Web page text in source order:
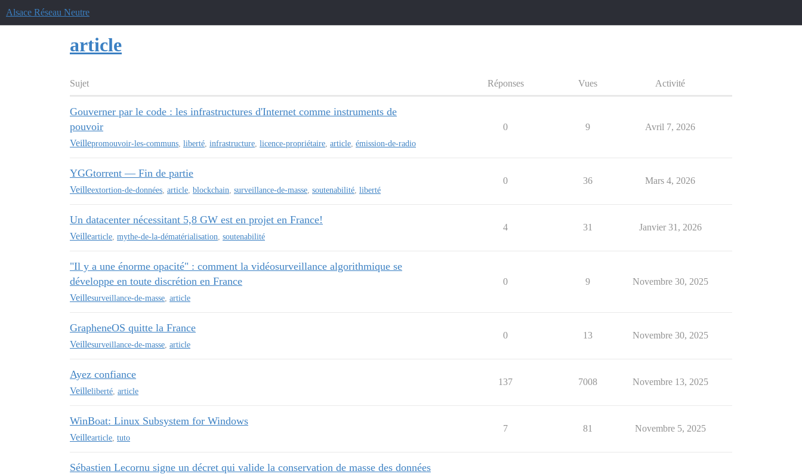
Alsace Réseau Neutre
article
Sujet Réponses Vues Activité
Gouverner par le code : les infrastructures d'Internet comme instruments de
pouvoir
Veillepromouvoir-les-communs liberté infrastructure licence-propriétaire article émission-de-radio
0 9 Avril 7, 2026
YGGtorrent — Fin de partie
Veilleextortion-de-données article blockchain surveillance-de-masse soutenabilité liberté
0 36 Mars 4, 2026
Un datacenter nécessitant 5,8 GW est en projet en France!
Veillearticle mythe-de-la-dématérialisation soutenabilité
4 31 Janvier 31, 2026
"Il y a une énorme opacité" : comment la vidéosurveillance algorithmique se
développe en toute discrétion en France
Veillesurveillance-de-masse article
0 9 Novembre 30, 2025
GrapheneOS quitte la France
Veillesurveillance-de-masse article
0 13 Novembre 30, 2025
Ayez confiance
Veilleliberté article
137 7008 Novembre 13, 2025
WinBoat: Linux Subsystem for Windows
Veillearticle tuto
7 81 Novembre 5, 2025
Sébastien Lecornu signe un décret qui valide la conservation de masse des données